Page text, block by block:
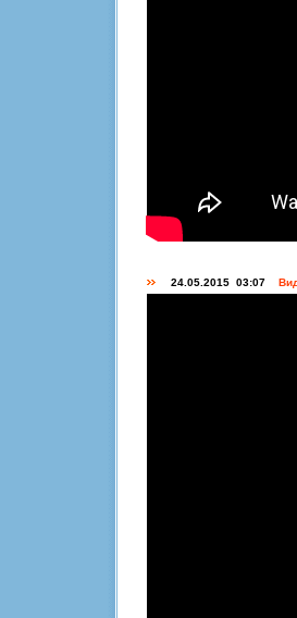
24.05.2015 03:07